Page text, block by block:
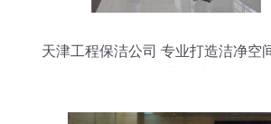
天津工程保洁公司 专业打造洁净空